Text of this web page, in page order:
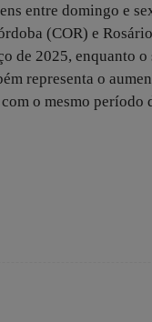
entre domingo e
(COR) e
de 2025, enquanto
representa o
o mesmo período